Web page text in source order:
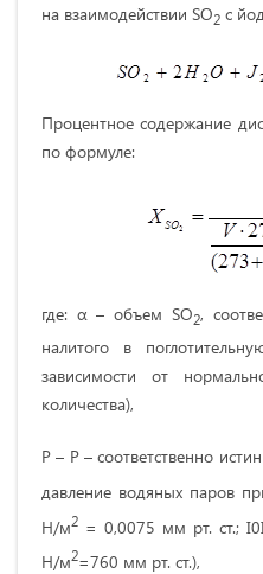
на взаимодействии SО2 с
Процентное содержание
по формуле:
где: α – объем SО2,
налитого в
зависимости от
количества),
Р – Р – соответственно
давление водяных паров
Н/м2 = 0,0075 мм рт. ст.;
Н/м2=760 мм рт. ст.),